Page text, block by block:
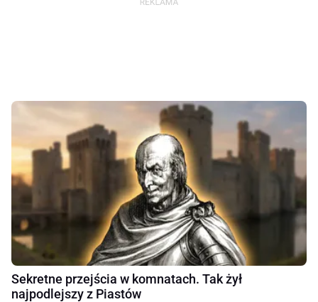
Sekretne przejścia w komnatach. Tak żył
najpodlejszy z Piastów